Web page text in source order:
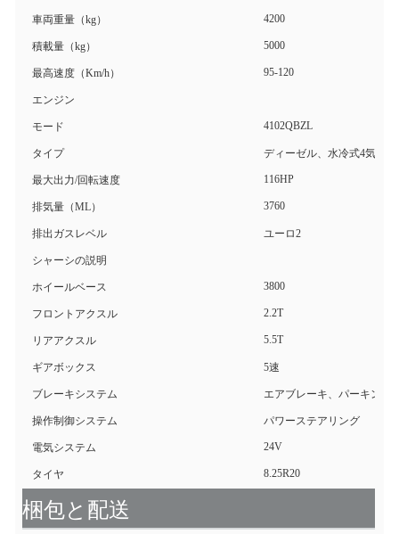
車両重量（kg） 4200
積載量（kg） 5000
最高速度（Km/h） 95-120
エンジン
モード 4102QBZL
タイプ ディーゼル、水冷式4気筒
最大出力/回転速度 116HP
排気量（ML） 3760
排出ガスレベル ユーロ2
シャーシの説明
ホイールベース 3800
フロントアクスル 2.2T
リアアクスル 5.5T
ギアボックス 5速
ブレーキシステム エアブレーキ、パーキング
操作制御システム パワーステアリング
電気システム 24V
タイヤ 8.25R20
梱包と配送